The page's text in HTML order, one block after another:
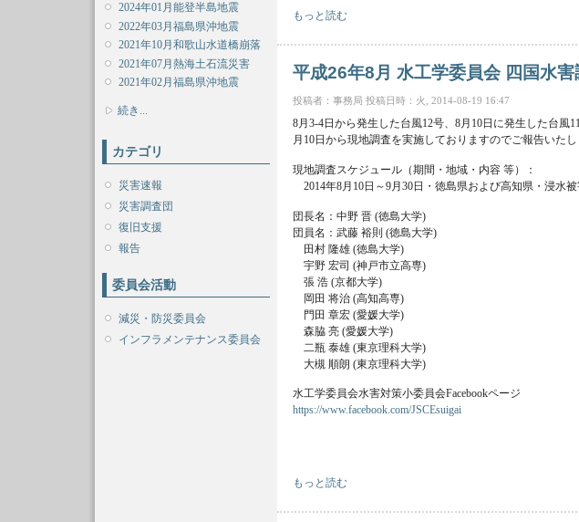
2024年01月能登半島地震
2022年03月福島県沖地震
2021年10月和歌山水道橋崩落
2021年07月熱海土石流災害
2021年02月福島県沖地震
表示
続き...
カテゴリ
災害速報
災害調査団
復旧支援
報告
委員会活動
減災・防災委員会
インフラメンテナンス委員会
2014年四国水害調査団報告書 について
もっと読む
平成26年8月 水工学委員会 四国水害
投稿者： 事務局 投稿日時：火, 2014-08-19 16:47
8月3-4日から発生した台風12号、8月10日に発生した台
月10日から現地調査を実施しておりますのでご報告いたし
現地調査スケジュール（期間・地域・内容 等）：
2014年8月10日～9月30日・徳島県および高知県・浸水
団長名：中野 晋 (徳島大学)
団員名：武藤 裕則 (徳島大学)
田村 隆雄 (徳島大学)
宇野 宏司 (神戸市立高専)
張 浩 (京都大学)
岡田 将治 (高知高専)
門田 章宏 (愛媛大学)
森脇 亮 (愛媛大学)
二瓶 泰雄 (東京理科大学)
大槻 順朗 (東京理科大学)
水工学委員会水害対策小委員会Facebookページ
https://www.facebook.com/JSCEsuigai
平成26年8月 水工学委員会 四国水害調査団 について
もっと読む